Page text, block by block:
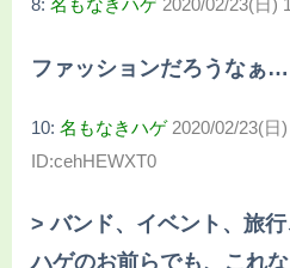
8: 名もなきハゲ 2020/02/23(日)
ファッションだろうなぁ…
10: 名もなきハゲ 2020/02/23(日
ID:cehHEWXT0
> バンド、イベント、旅
ハゲのお前らでも、これ